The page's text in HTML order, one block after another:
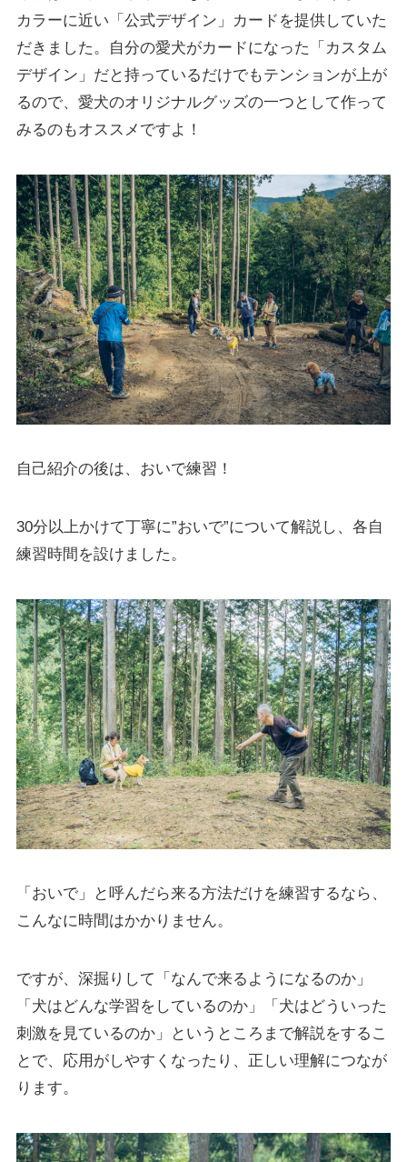
カラーに近い「公式デザイン」カードを提供していた
だきました。自分の愛犬がカードになった「カスタム
デザイン」だと持っているだけでもテンションが上が
るので、愛犬のオリジナルグッズの一つとして作って
みるのもオススメですよ！
自己紹介の後は、おいで練習！
30分以上かけて丁寧に”おいで”について解説し、各自
練習時間を設けました。
「おいで」と呼んだら来る方法だけを練習するなら、
こんなに時間はかかりません。
ですが、深掘りして「なんで来るようになるのか」
「犬はどんな学習をしているのか」「犬はどういった
刺激を見ているのか」というところまで解説をするこ
とで、応用がしやすくなったり、正しい理解につなが
ります。